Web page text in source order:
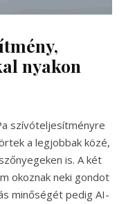
nyakon
szívóteljesítményre
a legjobbak közé,
is. A két
okoznak neki gondot
minőségét pedig AI-